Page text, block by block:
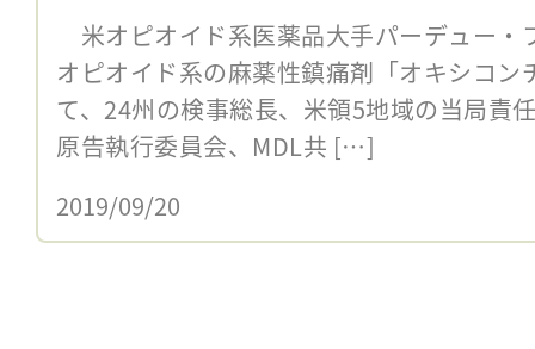
米オピオイド系医薬品大手パーデュー・
オピオイド系の麻薬性鎮痛剤「オキシコ
て、24州の検事総長、米領5地域の当局責
原告執行委員会、MDL共 […]
2019/09/20